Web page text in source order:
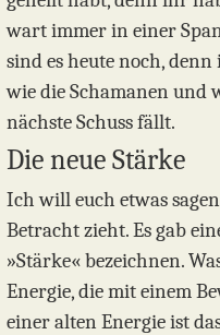
wart immer in einer
sind es heute noch,
wie die Schamanen und
nächste Schuss fällt.
Die neue Stärke
Ich will euch etwas
Betracht zieht. Es gab
»Stärke« bezeichnen.
Energie, die mit einem
einer alten Energie ist